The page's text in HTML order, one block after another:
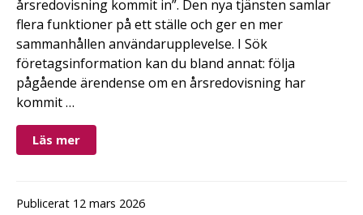
årsredovisning kommit in”. Den nya tjänsten samlar
flera funktioner på ett ställe och ger en mer
sammanhållen användarupplevelse. I Sök
företagsinformation kan du bland annat: följa
pågående ärendense om en årsredovisning har
kommit …
Läs mer
Publicerat 12 mars 2026